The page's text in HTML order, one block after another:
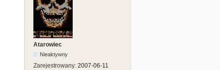
Atarowiec
Nieaktywny
Zarejestrowany: 2007-06-11